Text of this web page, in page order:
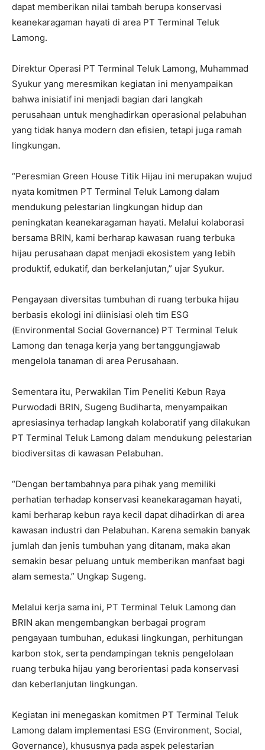
dapat memberikan nilai tambah berupa konservasi
keanekaragaman hayati di area PT Terminal Teluk
Lamong.
Direktur Operasi PT Terminal Teluk Lamong, Muhammad
Syukur yang meresmikan kegiatan ini menyampaikan
bahwa inisiatif ini menjadi bagian dari langkah
perusahaan untuk menghadirkan operasional pelabuhan
yang tidak hanya modern dan efisien, tetapi juga ramah
lingkungan.
“Peresmian Green House Titik Hijau ini merupakan wujud
nyata komitmen PT Terminal Teluk Lamong dalam
mendukung pelestarian lingkungan hidup dan
peningkatan keanekaragaman hayati. Melalui kolaborasi
bersama BRIN, kami berharap kawasan ruang terbuka
hijau perusahaan dapat menjadi ekosistem yang lebih
produktif, edukatif, dan berkelanjutan,” ujar Syukur.
Pengayaan diversitas tumbuhan di ruang terbuka hijau
berbasis ekologi ini diinisiasi oleh tim ESG
(Environmental Social Governance) PT Terminal Teluk
Lamong dan tenaga kerja yang bertanggungjawab
mengelola tanaman di area Perusahaan.
Sementara itu, Perwakilan Tim Peneliti Kebun Raya
Purwodadi BRIN, Sugeng Budiharta, menyampaikan
apresiasinya terhadap langkah kolaboratif yang dilakukan
PT Terminal Teluk Lamong dalam mendukung pelestarian
biodiversitas di kawasan Pelabuhan.
“Dengan bertambahnya para pihak yang memiliki
perhatian terhadap konservasi keanekaragaman hayati,
kami berharap kebun raya kecil dapat dihadirkan di area
kawasan industri dan Pelabuhan. Karena semakin banyak
jumlah dan jenis tumbuhan yang ditanam, maka akan
semakin besar peluang untuk memberikan manfaat bagi
alam semesta.” Ungkap Sugeng.
Melalui kerja sama ini, PT Terminal Teluk Lamong dan
BRIN akan mengembangkan berbagai program
pengayaan tumbuhan, edukasi lingkungan, perhitungan
karbon stok, serta pendampingan teknis pengelolaan
ruang terbuka hijau yang berorientasi pada konservasi
dan keberlanjutan lingkungan.
Kegiatan ini menegaskan komitmen PT Terminal Teluk
Lamong dalam implementasi ESG (Environment, Social,
Governance), khususnya pada aspek pelestarian